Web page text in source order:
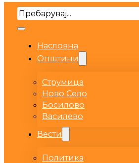
Search
Насловна
Општини
Струмица
Ново Село
Босилово
Василево
Вести
Политика